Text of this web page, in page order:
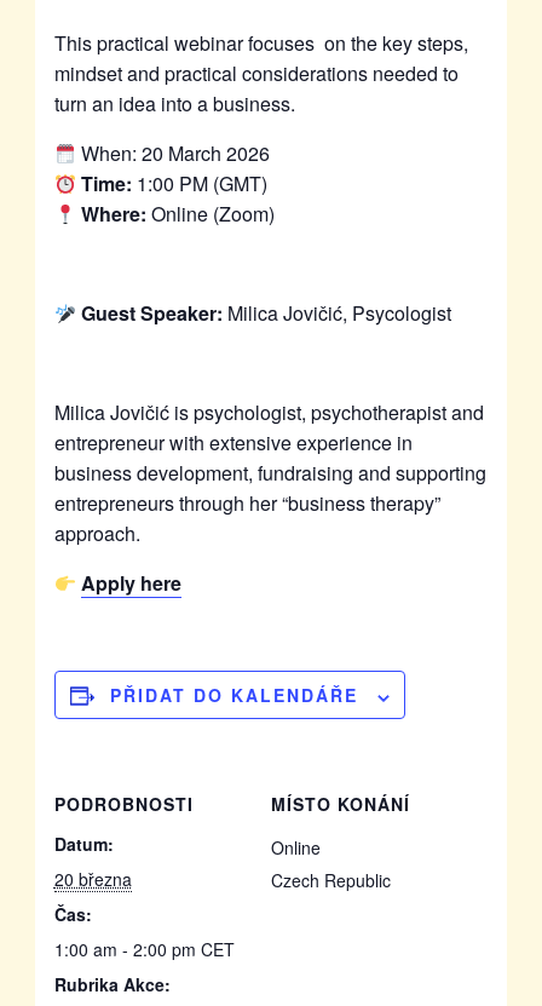
This practical webinar focuses on the key steps,
mindset and practical considerations needed to
turn an idea into a business.
When: 20 March 2026
Time: 1:00 PM (GMT)
Where: Online (Zoom)
Guest Speaker: Milica Jovičić, Psycologist
Milica Jovičić is psychologist, psychotherapist and
entrepreneur with extensive experience in
business development, fundraising and supporting
entrepreneurs through her “business therapy”
approach.
Apply here
PŘIDAT DO KALENDÁŘE
PODROBNOSTI
Datum:
20 března
Čas:
1:00 am - 2:00 pm CET
Rubrika Akce:
MÍSTO KONÁNÍ
Online
Czech Republic